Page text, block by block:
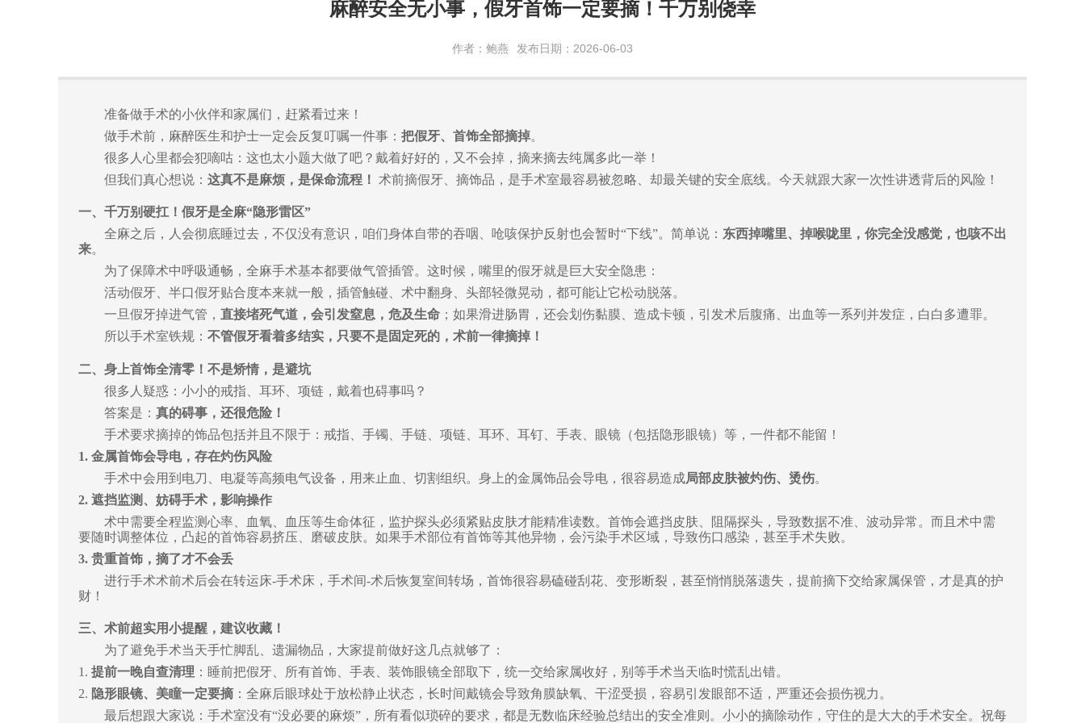
麻醉安全无小事，假牙首饰一定要摘！千万别侥幸
作者：鲍燕 发布日期：2026-06-03
准备做手术的小伙伴和家属们，赶紧看过来！
做手术前，麻醉医生和护士一定会反复叮嘱一件事： 把假牙、首饰全部摘掉。
很多人心里都会犯嘀咕：这也太小题大做了吧？戴着好好的，又不会掉，摘来摘去纯属多此一举！
但我们真心想说： 这真不是麻烦，是保命流程！ 术前摘假牙、摘饰品，是手术室最容易被忽略、却最关键的安全底线。今天就跟大家一次性讲透背后的风险！
一、千万别硬扛！假牙是全麻“隐形雷区”
全麻之后，人会彻底睡过去，不仅没有意识，咱们身体自带的吞咽、呛咳保护反射也会暂时“下线”。简单说： 东西掉嘴里、掉喉咙里，你完全没感觉，也咳不出
来。
为了保障术中呼吸通畅，全麻手术基本都要做气管插管。这时候，嘴里的假牙就是巨大安全隐患：
活动假牙、半口假牙贴合度本来就一般，插管触碰、术中翻身、头部轻微晃动，都可能让它松动脱落。
一旦假牙掉进气管， 直接堵死气道，会引发窒息，危及生命 ；如果滑进肠胃，还会划伤黏膜、造成卡顿，引发术后腹痛、出血等一系列并发症，白白多遭罪。
所以手术室铁规： 不管假牙看着多结实 ， 只要不是固定死的， 术前一律摘掉！
二、身上首饰全清零！不是矫情，是避坑
很多人疑惑：小小的戒指、耳环、项链，戴着也碍事吗？
答案是： 真的碍事，还很危险！
手术要求摘掉的饰品包括并且不限于 ：戒指、手镯、手链、项链、耳环、耳钉、手表、眼镜 （包括隐形眼镜） 等，一件都不能留！
1. 金属首饰会导电，存在灼伤风险
手术中会用到电刀、电凝等高频电气设备，用来止血、切割组织。身上的金属饰品会导电，很容易造成局部皮肤被灼伤、烫伤。
2. 遮挡监测、妨碍手术，影响操作
术中需要全程监测心率、血氧、血压等生命体征，监护探头必须紧贴皮肤才能精准读数。首饰会遮挡皮肤、阻隔探头，导致数据不准、波动异常。而且术中需
要随时调整体位，凸起的首饰容易挤压、磨破皮肤。如果手术部位有首饰等其他异物，会污染手术区域，导致伤口感染，甚至手术失败。
3. 贵重首饰，摘了才不会丢
进行手术术前术后会在转运床-手术床，手术间-术后恢复室间转场 ，首饰很容易磕碰刮花、变形断裂，甚至悄悄脱落遗失 ， 提前摘下交给家属保管，才是真的护
财！
三、术前超实用小提醒，建议收藏！
为了避免手术当天手忙脚乱、遗漏物品，大家提前做好这几点就够了：
1. 提前一晚自查清理 ：睡前把假牙、所有首饰、手表、装饰眼镜全部取下，统一交给家属收好，别等手术当天临时慌乱出错。
2. 隐形眼镜、美瞳一定要摘 ：全麻后眼球处于放松静止状态，长时间戴镜会导致角膜缺氧、干涩受损，容易引发眼部不适，严重还会损伤视力。
最后想跟大家说：手术室没有“没必要的麻烦”，所有看似琐碎的要求，都是无数临床经验总结出的安全准则。 小小的摘除动作，守住的是大大的手术安全。 祝每